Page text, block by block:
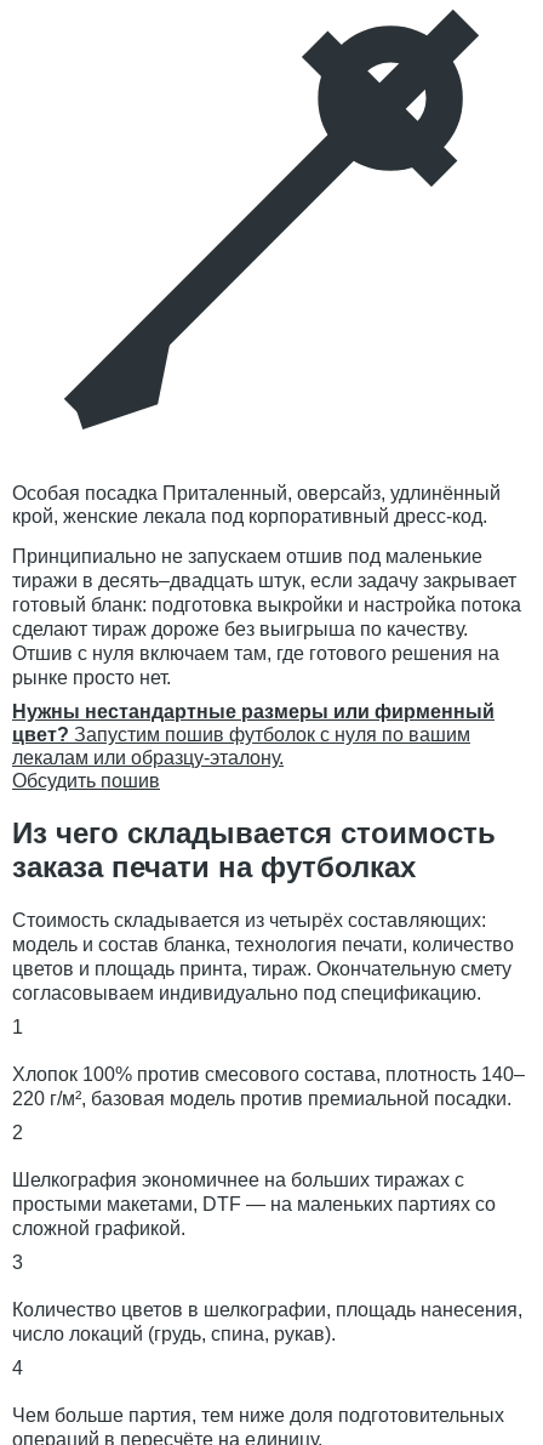
Особая посадка Приталенный, оверсайз, удлинённый
крой, женские лекала под корпоративный дресс-код.
Принципиально не запускаем отшив под маленькие
тиражи в десять–двадцать штук, если задачу закрывает
готовый бланк: подготовка выкройки и настройка потока
сделают тираж дороже без выигрыша по качеству.
Отшив с нуля включаем там, где готового решения на
рынке просто нет.
Нужны нестандартные размеры или фирменный
цвет? Запустим пошив футболок с нуля по вашим
лекалам или образцу-эталону.
Обсудить пошив
Из чего складывается стоимость
заказа печати на футболках
Стоимость складывается из четырёх составляющих:
модель и состав бланка, технология печати, количество
цветов и площадь принта, тираж. Окончательную смету
согласовываем индивидуально под спецификацию.
1
Хлопок 100% против смесового состава, плотность 140–
220 г/м², базовая модель против премиальной посадки.
2
Шелкография экономичнее на больших тиражах с
простыми макетами, DTF — на маленьких партиях со
сложной графикой.
3
Количество цветов в шелкографии, площадь нанесения,
число локаций (грудь, спина, рукав).
4
Чем больше партия, тем ниже доля подготовительных
операций в пересчёте на единицу.